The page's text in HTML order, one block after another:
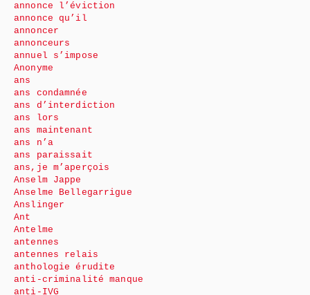
annonce l’éviction
annonce qu’il
annoncer
annonceurs
annuel s’impose
Anonyme
ans
ans condamnée
ans d’interdiction
ans lors
ans maintenant
ans n’a
ans paraissait
ans,je m’aperçois
Anselm Jappe
Anselme Bellegarrigue
Anslinger
Ant
Antelme
antennes
antennes relais
anthologie érudite
anti-criminalité manque
anti-IVG